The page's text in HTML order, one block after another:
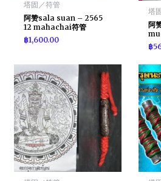
塔固／符管
阿赞sala suan – 2565
12 mahachai符管
฿1,600.00
塔
阿
฿